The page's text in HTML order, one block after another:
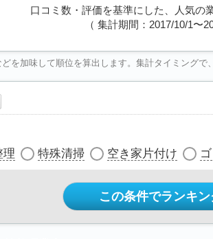
口コミ数・評価を基準にした、人気の
（ 集計期間：2017/10/1〜
を加味して順位を算出します。集計タイミングで
理 特殊清掃 空き家片付け
この条件でランキ